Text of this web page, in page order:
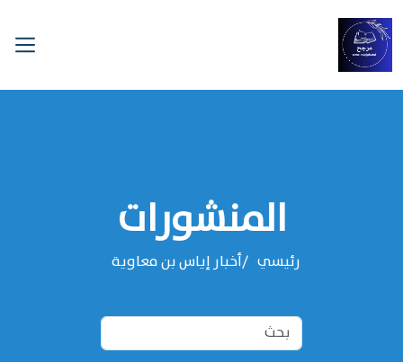
المنشورات
رئيسي أخبار إياس بن معاوية